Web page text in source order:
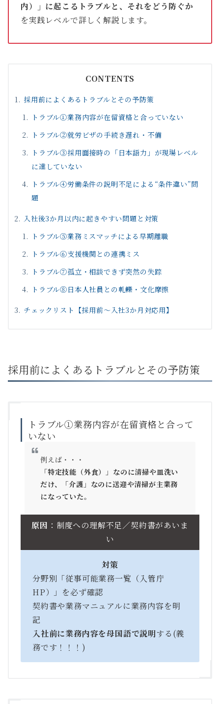
内）」に起こるトラブルと、それをどう防ぐか
を実践レベルで詳しく解説します。
CONTENTS
採用前によくあるトラブルとその予防策
トラブル①業務内容が在留資格と合っていない
トラブル②就労ビザの手続き遅れ・不備
トラブル③採用面接時の「日本語力」が現場レベル
に達していない
トラブル④労働条件の説明不足による“条件違い”問
題
入社後3か月以内に起きやすい問題と対策
トラブル⑤業務ミスマッチによる早期離職
トラブル⑥支援機関との連携ミス
トラブル⑦孤立・相談できず突然の失踪
トラブル⑧日本人社員との軋轢・文化摩擦
チェックリスト【採用前〜入社3か月対応用】
採用前によくあるトラブルとその予防策
トラブル①業務内容が在留資格と合って
いない
例えば・・・
「特定技能（外食）」なのに清掃や皿洗い
だけ、「介護」なのに送迎や清掃が主業務
になっていた。
原因 ：制度への理解不足／契約書があいま
い
対策
分野別「従事可能業務一覧（入管庁
HP）」を必ず確認
契約書や業務マニュアルに業務内容を明
記
入社前に業務内容を母国語で説明する(義
務です！！！)